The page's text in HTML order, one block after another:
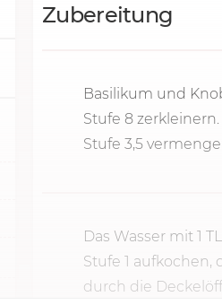
Zubereitung
Basilikum und
Stufe 8 zerkleinern.
Stufe 3,5
Das Wasser mit 1
Stufe 1 aufkochen,
durch die